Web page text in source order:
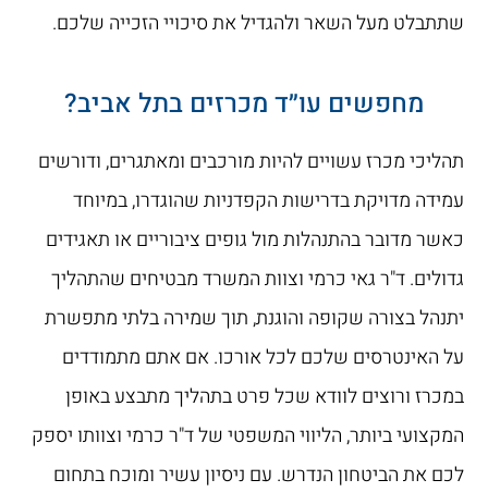
שתתבלט מעל השאר ולהגדיל את סיכויי הזכייה שלכם.
מחפשים עו״ד מכרזים בתל אביב?
תהליכי מכרז עשויים להיות מורכבים ומאתגרים, ודורשים
עמידה מדויקת בדרישות הקפדניות שהוגדרו, במיוחד
כאשר מדובר בהתנהלות מול גופים ציבוריים או תאגידים
גדולים. ד"ר גאי כרמי וצוות המשרד מבטיחים שהתהליך
יתנהל בצורה שקופה והוגנת, תוך שמירה בלתי מתפשרת
על האינטרסים שלכם לכל אורכו. אם אתם מתמודדים
במכרז ורוצים לוודא שכל פרט בתהליך מתבצע באופן
המקצועי ביותר, הליווי המשפטי של ד"ר כרמי וצוותו יספק
לכם את הביטחון הנדרש. עם ניסיון עשיר ומוכח בתחום